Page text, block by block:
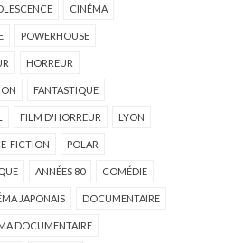
CINÉMA
POWERHOUSE
HORREUR
FANTASTIQUE
FILM D'HORREUR LYON
FICTION POLAR
ANNÉES 80 COMÉDIE
JAPONAIS DOCUMENTAIRE
DOCUMENTAIRE